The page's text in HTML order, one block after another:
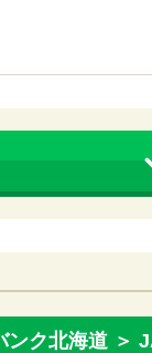
ンク北海道 ＞